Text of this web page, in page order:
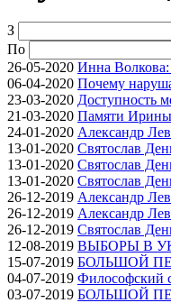
З
По
26-05-2020 Инна Волкова:
06-04-2020 Почему
23-03-2020 Доступность
21-03-2020 Памяти
24-01-2020 Александр
13-01-2020 Святослав
13-01-2020 Святослав
13-01-2020 Святослав
26-12-2019 Александр
26-12-2019 Александр
26-12-2019 Святослав
12-08-2019 ВЫБОРЫ В
15-07-2019 БОЛЬШОЙ
04-07-2019 Философский
03-07-2019 БОЛЬШОЙ